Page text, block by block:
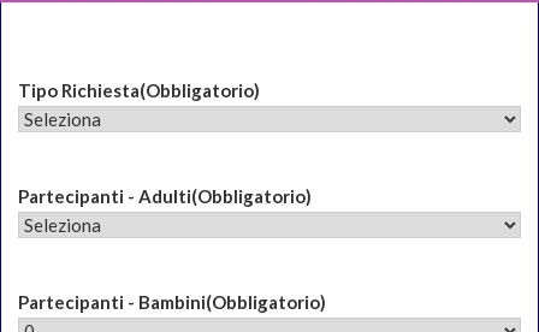
Tipo Richiesta(Obbligatorio)
Partecipanti - Adulti(Obbligatorio)
Partecipanti - Bambini(Obbligatorio)